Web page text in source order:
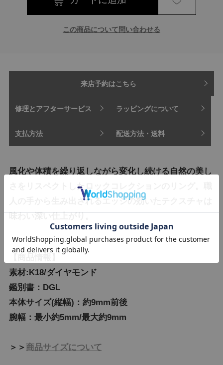
この商品について問い合わせる
来店予約はこちら
修理とアフターサービス ラッピングについて
支払方法 配送方法・送料
風化や体積を繰り返しながら変化し続ける自然の美し
さをリスペクトしたロックコレクションのリング。職
人の手から生み出されるエッジの効いたテクスチャは
味わい深い仕上がり。
素材:K18/ダイヤモンド
鑑別書：DGL
本体サイズ(縦幅)：約9mm前後
腕幅：最小約5mm/最大約9mm
＞＞ 商品サイズについて